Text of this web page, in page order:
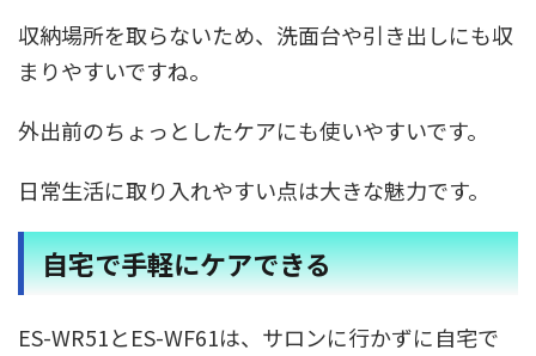
収納場所を取らないため、洗面台や引き出しにも収
まりやすいですね。
外出前のちょっとしたケアにも使いやすいです。
日常生活に取り入れやすい点は大きな魅力です。
自宅で手軽にケアできる
ES-WR51とES-WF61は、サロンに行かずに自宅で